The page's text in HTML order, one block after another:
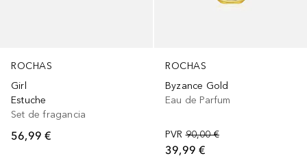
ROCHAS
Girl
Estuche
Set de fragancia
56,99 €
ROCHAS
Byzance Gold
Eau de Parfum
PVR 90,00 €
39,99 €